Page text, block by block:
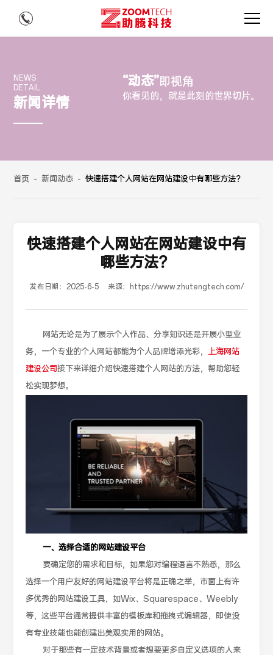
NEWS
DETAIL
新闻详情
“动态”即视角
你看见的，就是此刻的世界切片。
首页 - 新闻动态 - 快速搭建个人网站在网站建设中有哪些方法？
快速搭建个人网站在网站建设中有
哪些方法？
发布日期： 2025-6-5 来源： https://www.zhutengtech.com/
网站无论是为了展示个人作品、分享知识还是开展小型业
务，一个专业的个人网站都能为个人品牌增添光彩， 上海网站
建设公司接下来详细介绍快速搭建个人网站的方法，帮助您轻
松实现梦想。
一、选择合适的网站建设平台
要确定您的需求和目标，如果您对编程语言不熟悉，那么
选择一个用户友好的网站建设平台将是正确之举，市面上有许
多优秀的网站建设工具，如Wix、Squarespace、Weebly
等，这些平台通常提供丰富的模板库和拖拽式编辑器，即使没
有专业技能也能创建出美观实用的网站。
对于那些有一定技术背景或者想要更多自定义选项的人来